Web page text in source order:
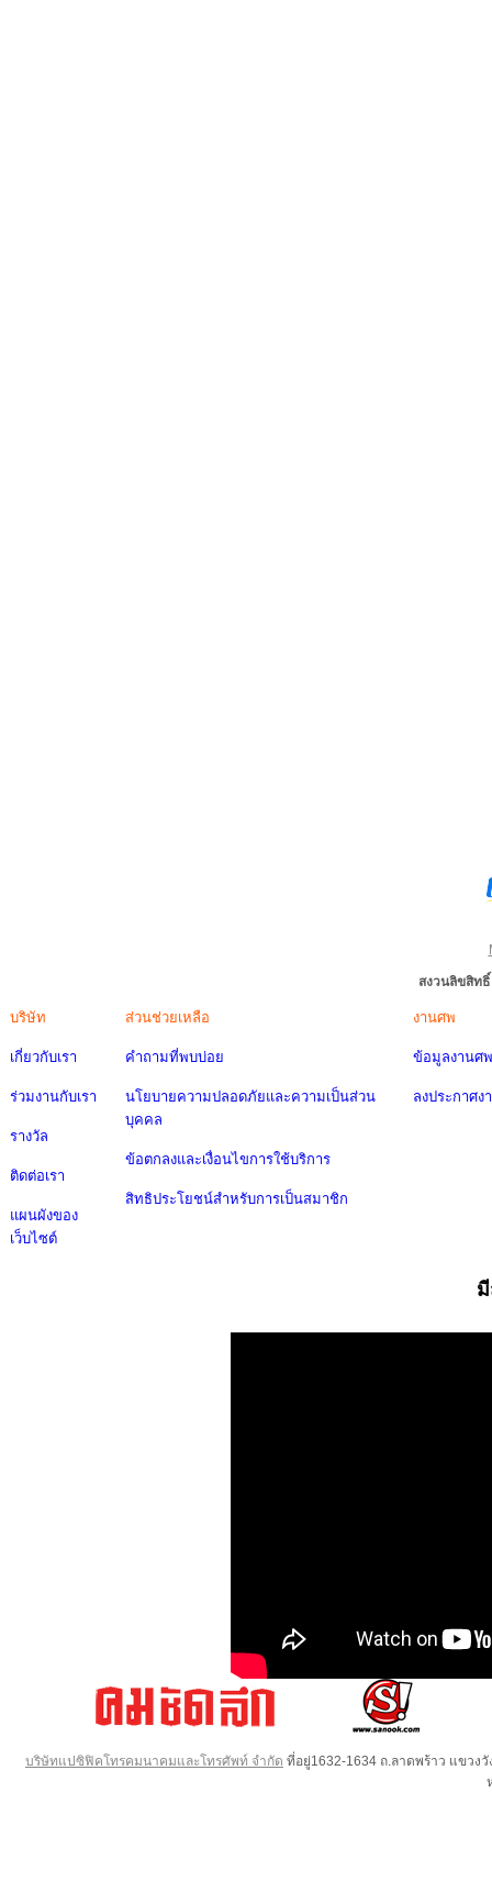
สงวนลิขสิท
บริษัท
เกี่ยวกับเรา
ร่วมงานกับเรา
รางวัล
ติดต่อเรา
แผนผังของ
เว็บไซต์
ส่วนช่วยเหลือ
คำถามที่พบบ่อย
นโยบายความปลอดภัยและความเป็นส่วน
บุคคล
ข้อตกลงและเงื่อนไขการใช้บริการ
สิทธิประโยชน์สำหรับการเป็นสมาชิก
งานศพ
ข้อมูลงานศพ
ลงประกาศง
บริษัทแปซิฟิคโทรคมนาคมและโทรศัพท์ จำกัด ที่อยู่1632-1634 ถ.ลาดพร้าว แขวง